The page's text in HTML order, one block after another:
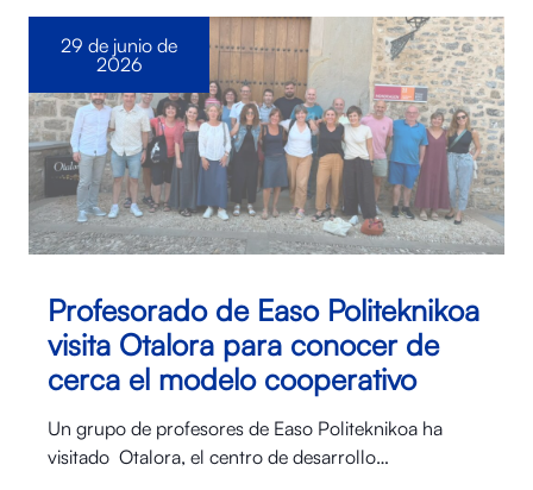
Profesorado de Easo Politeknikoa
visita Otalora para conocer de
cerca el modelo cooperativo
Un grupo de profesores de Easo Politeknikoa ha
visitado Otalora⁠, el centro de desarrollo…
29 de junio de
2026